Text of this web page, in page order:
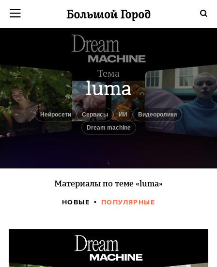
Тема
luma
нейросети Сервисы ИИ
видеоролики
dream machine
Материалы по теме «luma»
НОВЫЕ ПОПУЛЯРНЫЕ